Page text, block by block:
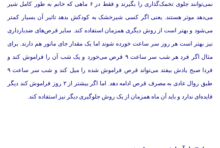
نمی‌توانند جلوی تخمک‌گذاری را بگیرند و فقط در ۶ ماهی که خانم به طور کامل شیر
می‌دهد موثر هستند. یعنی اگر کسی شیرخشک به کودکش بدهد تاثیر آن بسیار کمتر
می‌شود و بهتر است از روش دیگری همزمان استفاده کند. سایر قرص‌های ضدبارداری
نیز بهتر است هر روز سر ساعت خورده شوند اما یک مقدار جای مانور هم دارند. برای
مثال اگر فرد هر شب سر ساعت ۹ قرص می‌خورد و یک شب آن را فراموش کند و
فردا صبح یادش بیفتد می‌تواند قرص فراموش شده را میل کند و شب سر ساعت ۹
طبق روال عادی به مصرف قرص ادامه دهد. اما اگر بیشتر از ۲ روز فراموش کند دیگر
فایده‌ای ندارد و باید آن ماه همزمان از یک روش جلوگیری دیگر نیز استفاده کند.